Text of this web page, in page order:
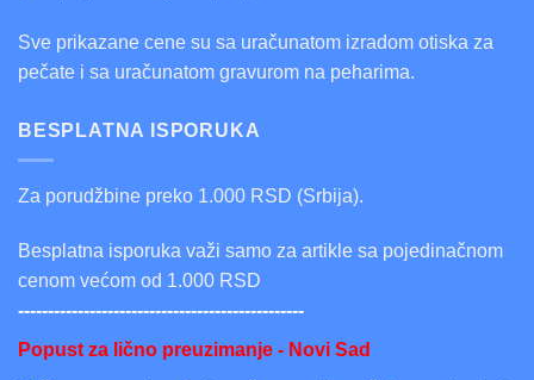
Sve prikazane cene su sa uračunatom izradom otiska za
pečate i sa uračunatom gravurom na peharima.
BESPLATNA ISPORUKA
Za porudžbine preko 1.000 RSD (Srbija).
Besplatna isporuka važi samo za artikle sa pojedinačnom
cenom većom od 1.000 RSD
------------------------------------------------
Popust za lično preuzimanje - Novi Sad